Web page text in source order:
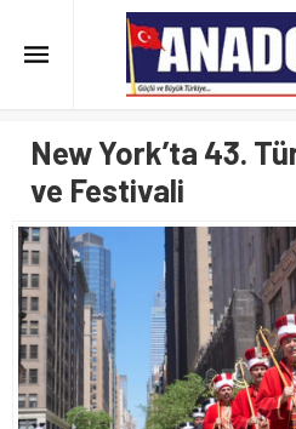
New York’ta 43.
ve Festivali